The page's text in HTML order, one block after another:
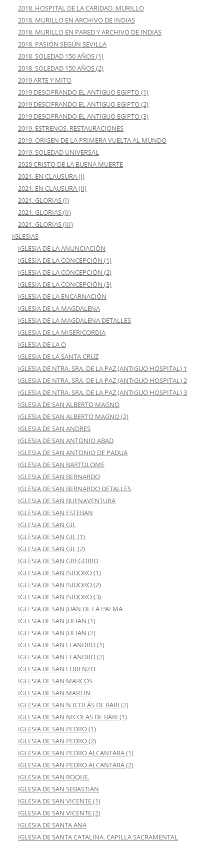
2018. HOSPITAL DE LA CARIDAD. MURILLO
2018. MURILLO EN ARCHIVO DE INDIAS
2018. MURILLO EN PARED Y ARCHIVO DE INDIAS
2018. PASIÓN SEGÚN SEVILLA
2018. SOLEDAD 150 AÑOS (1)
2018. SOLEDAD 150 AÑOS (2)
2019 ARTE Y MITO
2019 DESCIFRANDO EL ANTIGUO EGIPTO (1)
2019 DESCIFRANDO EL ANTIGUO EGIPTO (2)
2019 DESCIFRANDO EL ANTIGUO EGIPTO (3)
2019. ESTRENOS. RESTAURACIONES
2019. ORIGEN DE LA PRIMERA VUELTA AL MUNDO
2019. SOLEDAD UNIVERSAL
2020 CRISTO DE LA BUENA MUERTE
2021. EN CLAUSURA (I)
2021. EN CLAUSURA (II)
2021. GLORIAS (I)
2021. GLORIAS (II)
2021. GLORIAS (III)
IGLESIAS
IGLESIA DE LA ANUNCIACIÓN
IGLESIA DE LA CONCEPCIÓN (1)
IGLESIA DE LA CONCEPCIÓN (2)
IGLESIA DE LA CONCEPCIÓN (3)
IGLESIA DE LA ENCARNACIÓN
IGLESIA DE LA MAGDALENA
IGLESIA DE LA MAGDALENA DETALLES
IGLESIA DE LA MISERICORDIA
IGLESIA DE LA O
IGLESIA DE LA SANTA CRUZ
IGLESIA DE NTRA. SRA. DE LA PAZ (ANTIGUO HOSPITAL) 1
IGLESIA DE NTRA. SRA. DE LA PAZ (ANTIGUO HOSPITAL) 2
IGLESIA DE NTRA. SRA. DE LA PAZ (ANTIGUO HOSPITAL) 3
IGLESIA DE SAN ALBERTO MAGNO
IGLESIA DE SAN ALBERTO MAGNO (2)
IGLESIA DE SAN ANDRES
IGLESIA DE SAN ANTONIO ABAD
IGLESIA DE SAN ANTONIO DE PADUA
IGLESIA DE SAN BARTOLOME
IGLESIA DE SAN BERNARDO
IGLESIA DE SAN BERNARDO DETALLES
IGLESIA DE SAN BUENAVENTURA
IGLESIA DE SAN ESTEBAN
IGLESIA DE SAN GIL
IGLESIA DE SAN GIL (1)
IGLESIA DE SAN GIL (2)
IGLESIA DE SAN GREGORIO
IGLESIA DE SAN ISIDORO (1)
IGLESIA DE SAN ISIDORO (2)
IGLESIA DE SAN ISIDORO (3)
IGLESIA DE SAN JUAN DE LA PALMA
IGLESIA DE SAN JULIAN (1)
IGLESIA DE SAN JULIAN (2)
IGLESIA DE SAN LEANDRO (1)
IGLESIA DE SAN LEANDRO (2)
IGLESIA DE SAN LORENZO
IGLESIA DE SAN MARCOS
IGLESIA DE SAN MARTIN
IGLESIA DE SAN N ICOLÁS DE BARI (2)
IGLESIA DE SAN NICOLAS DE BARI (1)
IGLESIA DE SAN PEDRO (1)
IGLESIA DE SAN PEDRO (2)
IGLESIA DE SAN PEDRO ALCANTARA (1)
IGLESIA DE SAN PEDRO ALCANTARA (2)
IGLESIA DE SAN ROQUE.
IGLESIA DE SAN SEBASTIAN
IGLESIA DE SAN VICENTE (1)
IGLESIA DE SAN VICENTE (2)
IGLESIA DE SANTA ANA
IGLESIA DE SANTA CATALINA. CAPILLA SACRAMENTAL